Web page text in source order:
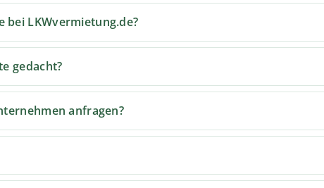
bei LKWvermietung.de?
gedacht?
anfragen?